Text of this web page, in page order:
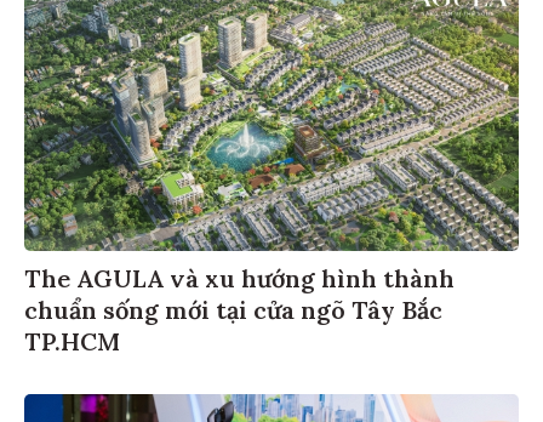
The AGULA và xu hướng hình thành
chuẩn sống mới tại cửa ngõ Tây Bắc
TP.HCM